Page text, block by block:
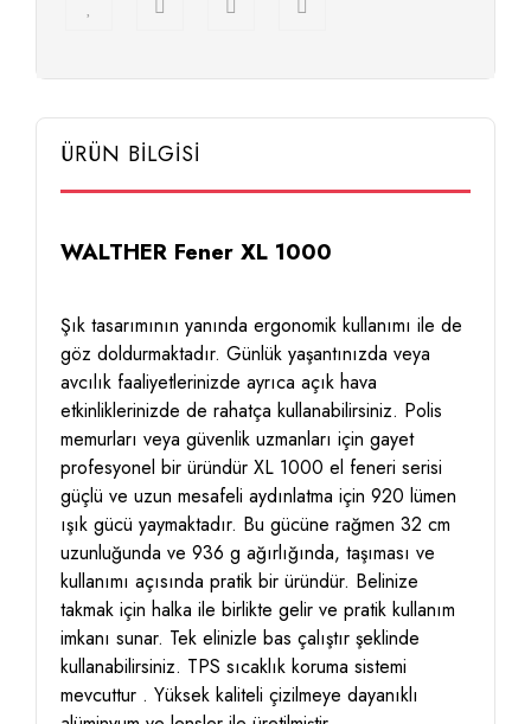
ÜRÜN BİLGİSİ
WALTHER Fener XL 1000
Şık tasarımının yanında ergonomik kullanımı ile de
göz doldurmaktadır. Günlük yaşantınızda veya
avcılık faaliyetlerinizde ayrıca açık hava
etkinliklerinizde de rahatça kullanabilirsiniz. Polis
memurları veya güvenlik uzmanları için gayet
profesyonel bir üründür XL 1000 el feneri serisi
güçlü ve uzun mesafeli aydınlatma için 920 lümen
ışık gücü yaymaktadır. Bu gücüne rağmen 32 cm
uzunluğunda ve 936 g ağırlığında, taşıması ve
kullanımı açısında pratik bir üründür. Belinize
takmak için halka ile birlikte gelir ve pratik kullanım
imkanı sunar. Tek elinizle bas çalıştır şeklinde
kullanabilirsiniz. TPS sıcaklık koruma sistemi
mevcuttur . Yüksek kaliteli çizilmeye dayanıklı